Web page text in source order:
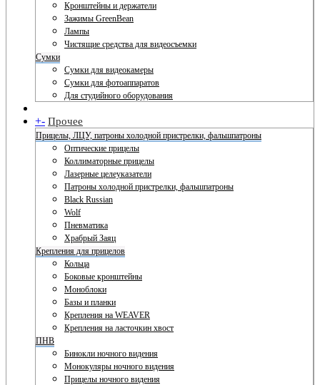
Кронштейны и держатели
Зажимы GreenBean
Лампы
Чистящие средства для видеосъемки
Сумки
Сумки для видеокамеры
Сумки для фотоаппаратов
Для студийного оборудования
+- Прочее
Прицелы, ЛЦУ, патроны холодной пристрелки, фальшпатроны
Оптические прицелы
Коллиматорные прицелы
Лазерные целеуказатели
Патроны холодной пристрелки, фальшпатроны
Black Russian
Wolf
Пневматика
Храбрый Заяц
Крепления для прицелов
Кольца
Боковые кронштейны
Моноблоки
Базы и планки
Крепления на WEAVER
Крепления на ласточкин хвост
ПНВ
Бинокли ночного видения
Монокуляры ночного видения
Прицелы ночного видения